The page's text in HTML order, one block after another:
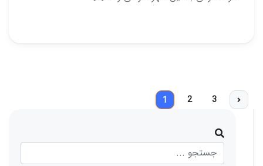
1 2 3